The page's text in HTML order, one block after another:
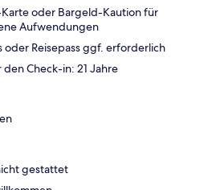
oder Bargeld-Kaution für
Aufwendungen
oder Reisepass ggf. erforderlich
Check-in: 21 Jahre
gestattet